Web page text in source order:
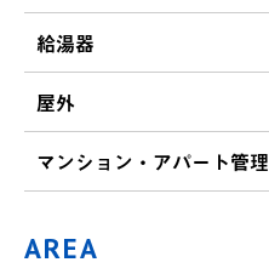
給湯器
屋外
マンション・アパート管理
AREA